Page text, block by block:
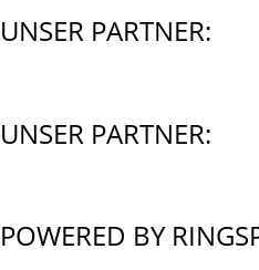
UNSER PARTNER:
UNSER PARTNER:
POWERED BY